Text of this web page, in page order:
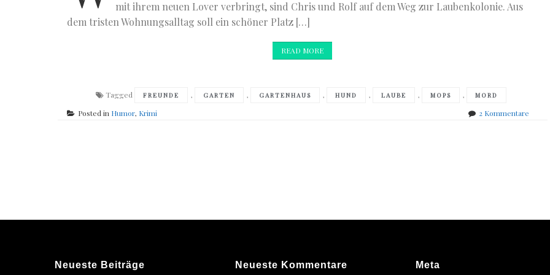
mit ihrem neuen Lover verbringt, sind Chris und Rolf auf dem Weg zur Laubenkolonie. Aus
dem tristen Wohnungsalltag soll ein schöner Platz […]
READ MORE
Tagged FREUNDE , GARTEN , GARTENHAUS , HUND , LAUBE , MOPS , MORD
Posted in Humor, Krimi 2 Kommentarezu
Neueste Beiträge Neueste Kommentare Meta